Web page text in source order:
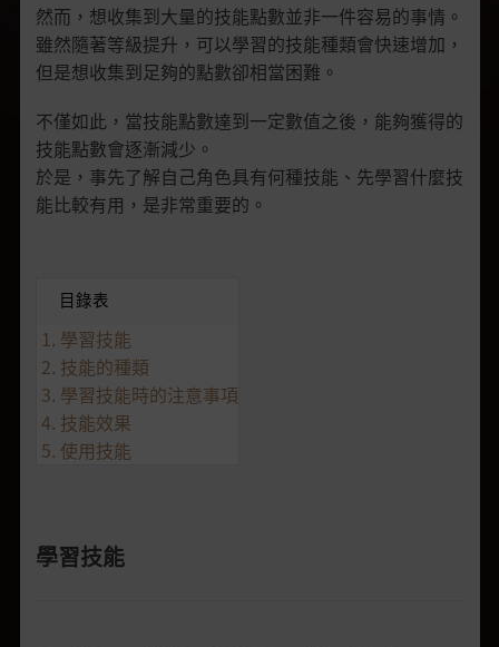
然而，想收集到大量的技能點數並非一件容易的事情。
雖然隨著等級提升，可以學習的技能種類會快速增加，
但是想收集到足夠的點數卻相當困難。
不僅如此，當技能點數達到一定數值之後，能夠獲得的
技能點數會逐漸減少。
於是，事先了解自己角色具有何種技能、先學習什麼技
能比較有用，是非常重要的。
目錄表
1. 學習技能
2. 技能的種類
3. 學習技能時的注意事項
4. 技能效果
5. 使用技能
學習技能